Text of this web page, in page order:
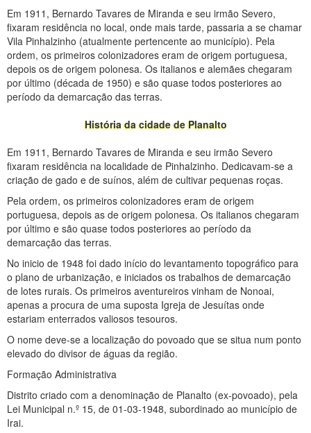
Em 1911, Bernardo Tavares de Miranda e seu irmão Severo,
fixaram residência no local, onde mais tarde, passaria a se chamar
Vila Pinhalzinho (atualmente pertencente ao município). Pela
ordem, os primeiros colonizadores eram de origem portuguesa,
depois os de origem polonesa. Os italianos e alemães chegaram
por último (década de 1950) e são quase todos posteriores ao
período da demarcação das terras.
História da cidade de Planalto
Em 1911, Bernardo Tavares de Miranda e seu irmão Severo
fixaram residência na localidade de Pinhalzinho. Dedicavam-se a
criação de gado e de suínos, além de cultivar pequenas roças.
Pela ordem, os primeiros colonizadores eram de origem
portuguesa, depois as de origem polonesa. Os italianos chegaram
por último e são quase todos posteriores ao período da
demarcação das terras.
No inicio de 1948 foi dado início do levantamento topográfico para
o plano de urbanização, e iniciados os trabalhos de demarcação
de lotes rurais. Os primeiros aventureiros vinham de Nonoai,
apenas a procura de uma suposta Igreja de Jesuítas onde
estariam enterrados valiosos tesouros.
O nome deve-se a localização do povoado que se situa num ponto
elevado do divisor de águas da região.
Formação Administrativa
Distrito criado com a denominação de Planalto (ex-povoado), pela
Lei Municipal n.º 15, de 01-03-1948, subordinado ao município de
Irai.